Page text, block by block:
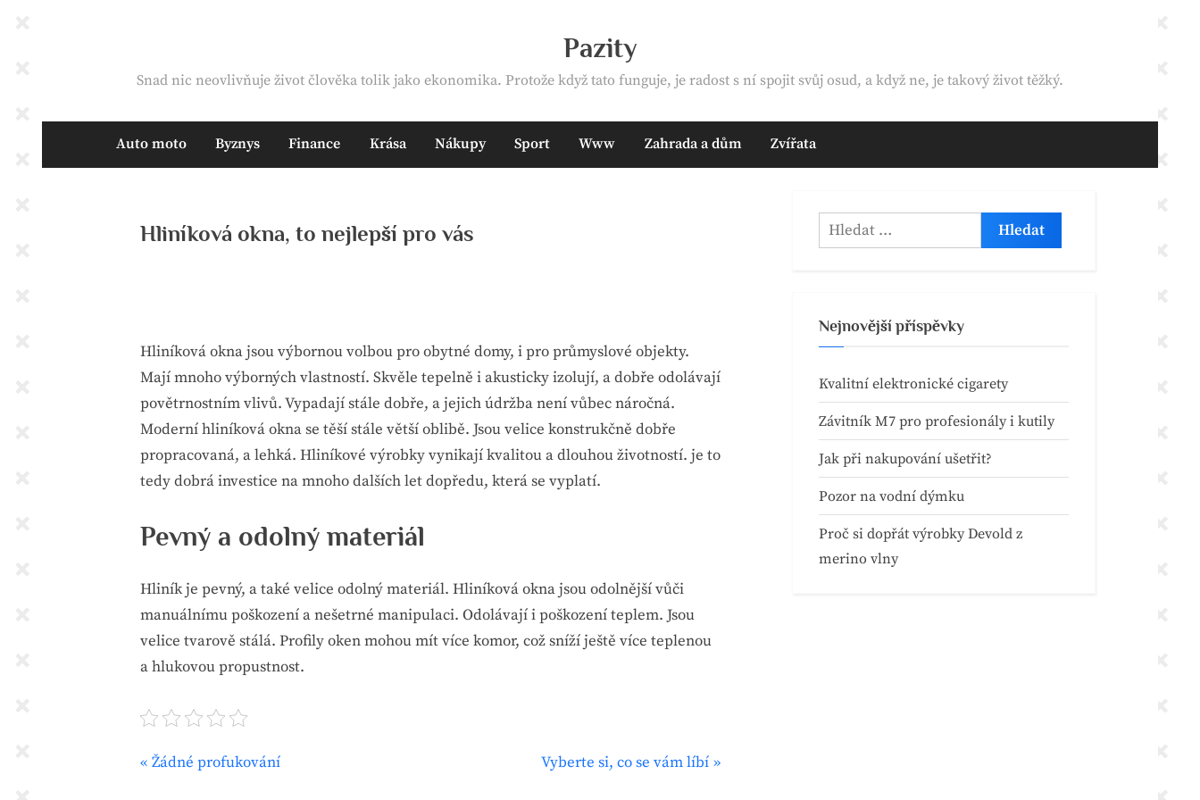
Pazity
Snad nic neovlivňuje život člověka tolik jako ekonomika. Protože když tato funguje, je radost s ní spojit svůj osud, a když ne, je takový život těžký.
Auto moto Byznys Finance Krása Nákupy Sport Www Zahrada a dům Zvířata
Hliníková okna, to nejlepší pro vás
Hliníková okna jsou výbornou volbou pro obytné domy, i pro průmyslové objekty.
Mají mnoho výborných vlastností. Skvěle tepelně i akusticky izolují, a dobře odolávají
povětrnostním vlivů. Vypadají stále dobře, a jejich údržba není vůbec náročná.
Moderníhliníková oknase těší stále větší oblibě. Jsou velice konstrukčně dobře
propracovaná, a lehká. Hliníkové výrobky vynikají kvalitou a dlouhou životností. je to
tedy dobrá investice na mnoho dalších let dopředu, která se vyplatí.
Pevný a odolný materiál
Hliník je pevný, a také velice odolný materiál. Hliníková okna jsou odolnější vůči
manuálnímu poškození a nešetrné manipulaci. Odolávají i poškození teplem. Jsou
velice tvarově stálá. Profily oken mohou mít více komor, což sníží ještě více teplenou
a hlukovou propustnost.
Navigace
P
Žádné profukování
N
Vyberte si, co se vám líbí
Vyhledávání
Nejnovější příspěvky
Kvalitní elektronické cigarety
Závitník M7 pro profesionály i kutily
Jak při nakupování ušetřit?
Pozor na vodní dýmku
Proč si dopřát výrobky Devold z
merino vlny